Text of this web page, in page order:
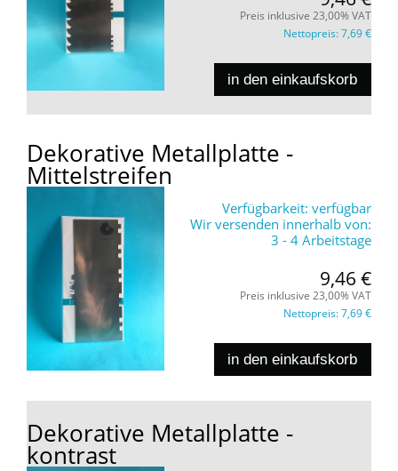
Preis inklusive 23,00% VAT
Nettopreis:7,69 €
in den einkaufskorb
Dekorative Metallplatte -
Mittelstreifen
Verfügbarkeit: verfügbar
Wir versenden innerhalb von:
3 - 4 Arbeitstage
9,46 €
Preis inklusive 23,00% VAT
Nettopreis:7,69 €
in den einkaufskorb
Dekorative Metallplatte -
kontrast